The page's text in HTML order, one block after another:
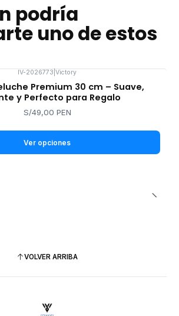
podría
uno de estos
IV-2026773 Victory
Premium 30 cm – Suave,
y Perfecto para Regalo
S/49,00 PEN
Ver opciones
VOLVER ARRIBA